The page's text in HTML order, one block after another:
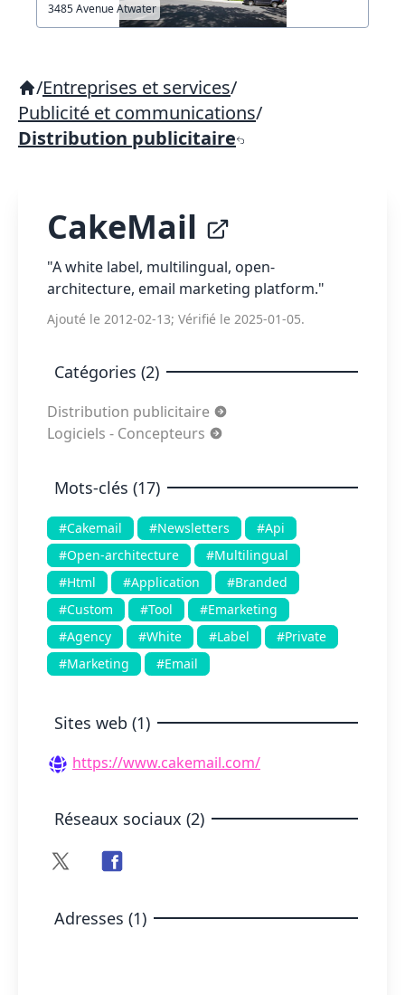
3485 Avenue Atwater
/Entreprises et services/
Publicité et communications/
Distribution publicitaire
CakeMail
"A white label, multilingual, open-
architecture, email marketing platform."
Ajouté le 2012-02-13; Vérifié le 2025-01-05.
Catégories (2)
Distribution publicitaire
Logiciels - Concepteurs
Mots-clés (17)
#Cakemail #Newsletters
#Api
#Open-architecture
#Multilingual
#Html
#Application
#Branded
#Custom
#Tool
#Emarketing
#Agency
#White #Label
#Private
#Marketing
#Email
Sites web (1)
https://www.cakemail.com/
Réseaux sociaux (2)
Adresses (1)